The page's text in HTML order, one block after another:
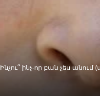
Ինչու՞ ինչ-որ բան չես անում